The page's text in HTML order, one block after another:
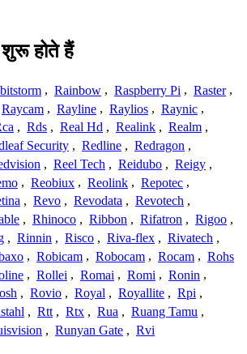
होते हैं
, Rainbow , Raspberry Pi , Raster ,
Raycam , Rayline , Raylios , Raynic ,
, Rds , Real Hd , Realink , Realm ,
Security , Redline , Redragon ,
, Reel Tech , Reidubo , Reigy ,
, Reobiux , Reolink , Repotec ,
, Revo , Revodata , Revotech ,
, Rhinoco , Ribbon , Rifatron , Rigoo ,
, Rinnin , Risco , Riva-flex , Rivatech ,
, Robicam , Robocam , Rocam , Rohs
, Rollei , Romai , Romi , Ronin ,
, Rovio , Royal , Royallite , Rpi ,
, Rtt , Rtx , Rua , Ruang Tamu ,
, Runyan Gate , Rvi